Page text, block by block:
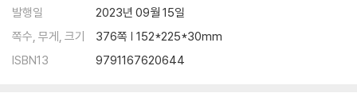
01) 돌로미티와 북부 지역
-북부 지역의 하이라이트, 돌로미티
발행일
2023년 09월 15일
쪽수, 무게, 크기
376쪽 | 152*225*30mm
ISBN13
9791167620644